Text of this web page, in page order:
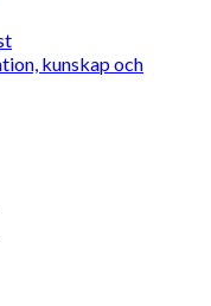
kunskap och